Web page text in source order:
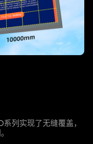
列实现了无缝覆盖，